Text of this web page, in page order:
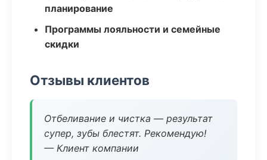
планирование
Программы лояльности и семейные
скидки
Отзывы клиентов
Отбеливание и чистка — результат
супер, зубы блестят. Рекомендую!
— Клиент компании